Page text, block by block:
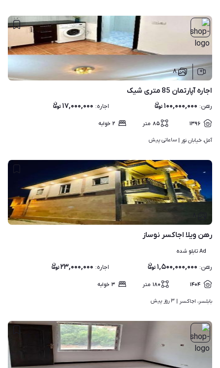
۸
اجاره آپارتمان 85 متری شیک
رهن: ۱۰۰,۰۰۰,۰۰۰ اجاره: ۱۷,۰۰۰,۰۰۰
۱۳۹۶ ۸۵ متر ۲ خوابه
آمل، خیابان نور | ساعاتی پیش
رهن ویلا اجاکسر نوساز
Ad تابلو شده
رهن: ۱,۵۰۰,۰۰۰,۰۰۰ اجاره: ۲۳,۰۰۰,۰۰۰
۱۴۰۴ ۱۸۰ متر ۳ خوابه
بابلسر، اجاکسر | ۳ روز پیش